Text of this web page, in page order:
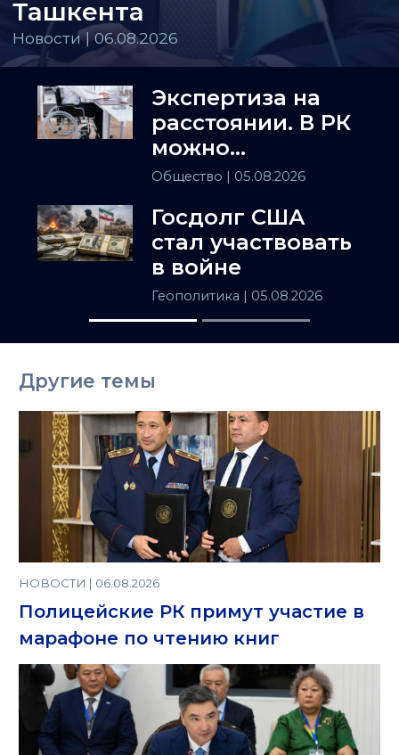
Ташкента
Новости | 06.08.2026
Экспертиза на
расстоянии. В РК
можно
установить
заочно
Общество | 05.08.2026
Госдолг США
стал участвовать
в войне
Геополитика | 05.08.2026
Другие темы
НОВОСТИ | 06.08.2026
Полицейские РК примут участие в
марафоне по чтению книг